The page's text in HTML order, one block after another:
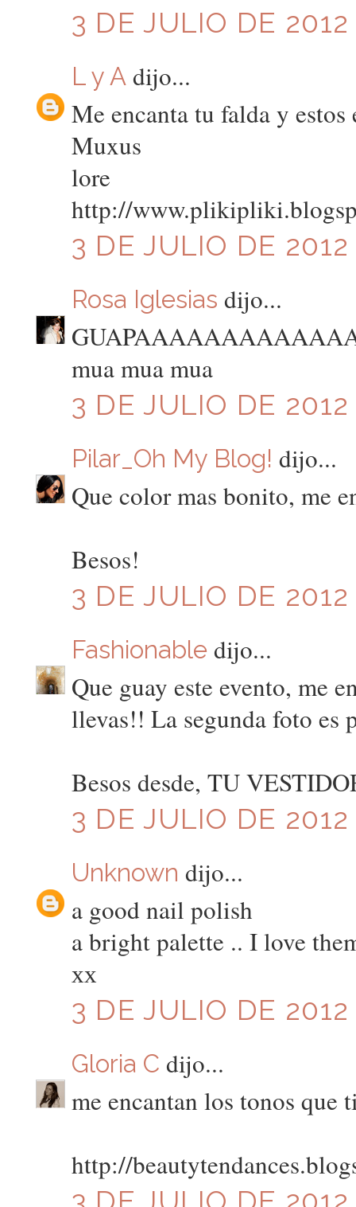
3 DE JULIO DE
L y Adijo...
Me encanta tu falda y
Muxus
lore
http://
3 DE JULIO DE 2012
Rosa Iglesias dijo...
mua mua mua
3 DE JULIO DE 2012
Pilar_Oh My Blog! dijo...
Que color mas bonito, me
Besos!
3 DE JULIO DE
Fashionable dijo...
Que guay este evento, me
llevas!! La segunda foto es
Besos desde, TU
3 DE JULIO DE
Unknown dijo...
a good nail polish
a bright palette .. I love
хх
3 DE JULIO DE
Gloria C dijo...
me encantan los tonos que
http://